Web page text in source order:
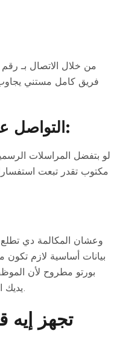
فريق كامل مستني
التواصل عبر البريد الإلكتروني:
لو بتفضل المراسلات
مكتوب تقدر تبعت
وعشان المكالمة دي
بيانات أساسية لازم
بورتو مطروح لأن
يديك العرض المناسب ليك ولعيلتك بالظبط.
تجهز إيه